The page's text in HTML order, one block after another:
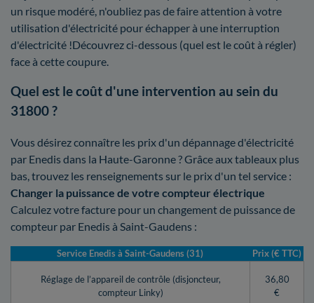
un risque modéré, n'oubliez pas de faire attention à votre
utilisation d'électricité pour échapper à une interruption
d'électricité !Découvrez ci-dessous (quel est le coût à régler)
face à cette coupure.
Quel est le coût d'une intervention au sein du
31800 ?
Vous désirez connaître les prix d'un dépannage d'électricité
par Enedis dans la Haute-Garonne ? Grâce aux tableaux plus
bas, trouvez les renseignements sur le prix d'un tel service :
Changer la puissance de votre compteur électrique
Calculez votre facture pour un changement de puissance de
compteur par Enedis à Saint-Gaudens :
Service Enedis à Saint-Gaudens (31) Prix (€ TTC)
Réglage de l’appareil de contrôle (disjoncteur,
compteur Linky)
36,80
€